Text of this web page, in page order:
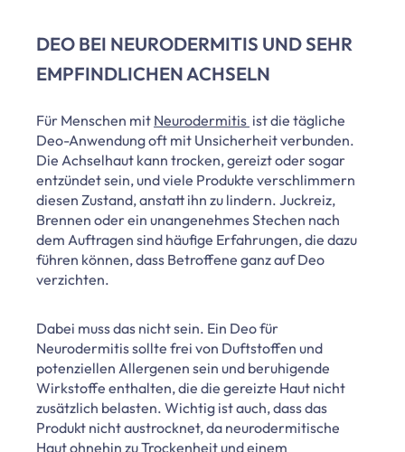
DEO BEI NEURODERMITIS UND SEHR
EMPFINDLICHEN ACHSELN
Für Menschen mit Neurodermitis ist die tägliche
Deo-Anwendung oft mit Unsicherheit verbunden.
Die Achselhaut kann trocken, gereizt oder sogar
entzündet sein, und viele Produkte verschlimmern
diesen Zustand, anstatt ihn zu lindern. Juckreiz,
Brennen oder ein unangenehmes Stechen nach
dem Auftragen sind häufige Erfahrungen, die dazu
führen können, dass Betroffene ganz auf Deo
verzichten.
Dabei muss das nicht sein. Ein Deo für
Neurodermitis sollte frei von Duftstoffen und
potenziellen Allergenen sein und beruhigende
Wirkstoffe enthalten, die die gereizte Haut nicht
zusätzlich belasten. Wichtig ist auch, dass das
Produkt nicht austrocknet, da neurodermitische
Haut ohnehin zu Trockenheit und einem